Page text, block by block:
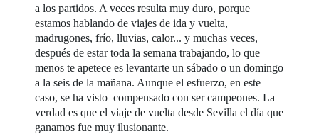
a los partidos. A veces resulta muy duro, porque
estamos hablando de viajes de ida y vuelta,
madrugones, frío, lluvias, calor... y muchas veces,
después de estar toda la semana trabajando, lo que
menos te apetece es levantarte un sábado o un domingo
a la seis de la mañana. Aunque el esfuerzo, en este
caso, se ha visto compensado con ser campeones. La
verdad es que el viaje de vuelta desde Sevilla el día que
ganamos fue muy ilusionante.